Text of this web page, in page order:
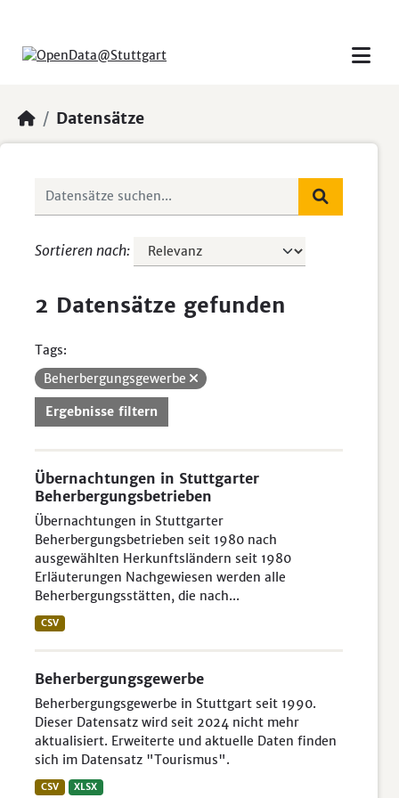
Datensätze
Sortieren nach
2 Datensätze gefunden
Tags:
Beherbergungsgewerbe
Ergebnisse filtern
Übernachtungen in Stuttgarter
Beherbergungsbetrieben
Übernachtungen in Stuttgarter
Beherbergungsbetrieben seit 1980 nach
ausgewählten Herkunftsländern seit 1980
Erläuterungen Nachgewiesen werden alle
Beherbergungsstätten, die nach...
CSV
Beherbergungsgewerbe
Beherbergungsgewerbe in Stuttgart seit 1990.
Dieser Datensatz wird seit 2024 nicht mehr
aktualisiert. Erweiterte und aktuelle Daten finden
sich im Datensatz "Tourismus".
CSV XLSX